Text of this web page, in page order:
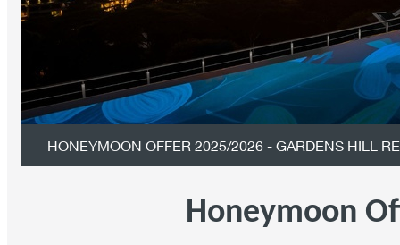
HONEYMOON OFFER 2025/2026 - GARDENS HILL
Honeymoon